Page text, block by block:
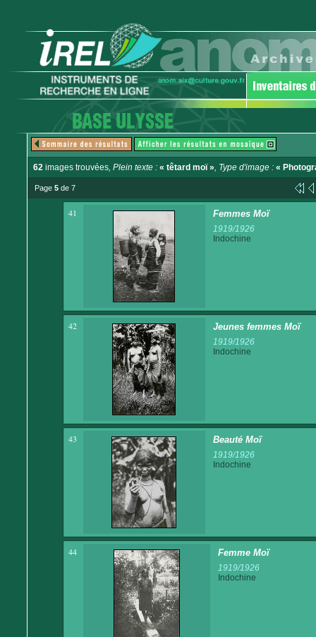
62 images trouvées, Plein texte : « têtard moï », Type d'image : «
Page 5 de 7
41 Femmes Moï
1919/1926
Indochine
42 Jeunes femmes Moï
1919/1926
Indochine
43 Beauté Moï
1919/1926
Indochine
44 Femme Moï
1919/1926
Indochine